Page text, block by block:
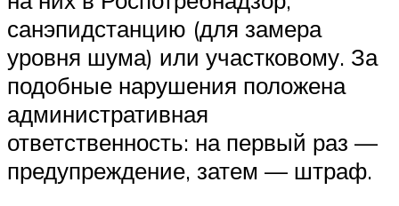
санэпидстанцию (для замера
уровня шума) или участковому. За
подобные нарушения положена
административная
ответственность: на первый раз —
предупреждение, затем — штраф.